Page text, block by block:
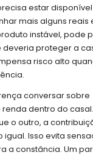
estar
mais alguns reais
instável, pode
deveria proteger a
risco alto
conversar sobre
dentro do
o outro, a
igual. Isso evita
a constância. Um